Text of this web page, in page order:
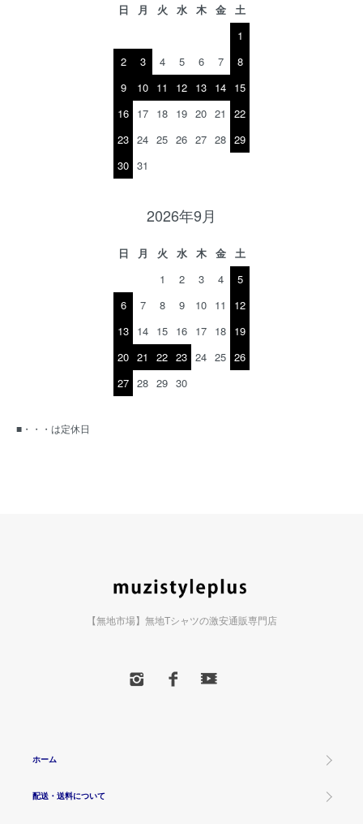
日 月 火 水 木 金
土
1
2
3 4 5 6 7
8
9
10 11 12 13 14 15
16 17 18 19 20 21
22
23 24 25 26 27 28 29
30 31
2026年9月
日 月 火 水 木 金
土
1
2 3 4
5
6
7 8 9 10 11
12
13 14 15 16 17 18 19
20 21 22 23 24 25 26
27 28 29 30
■・・・は定休日
【無地市場】無地Tシャツの激安通販専門店
ホーム
配送・送料について